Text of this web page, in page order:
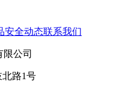
安全动态联系我们
限公司
路1号